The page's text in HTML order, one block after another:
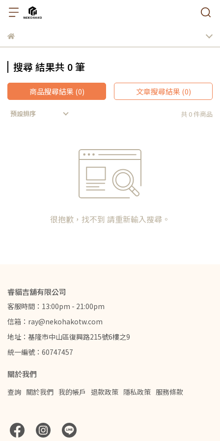
搜尋 結果共 0 筆
商品搜尋結果 (0) 文章搜尋結果 (0)
預設排序 共 0 件商品
很抱歉，找不到 請重新輸入搜尋。
睿貓吉舖有限公司
客服時間：13:00pm - 21:00pm
信箱：ray@nekohakotw.com
地址：基隆市中山區復興路215號6樓之9
統一編號：60747457
關於我們
查詢 關於我們 我的帳戶 退款政策 隱私政策 服務條款